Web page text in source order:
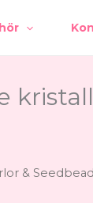
& Seedbead